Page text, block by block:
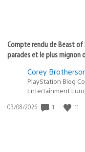
Compte rendu de Beast of
parades et le plus mignon
Corey
PlayStation Blog
Entertainment
Date
03/08/2026 1 11